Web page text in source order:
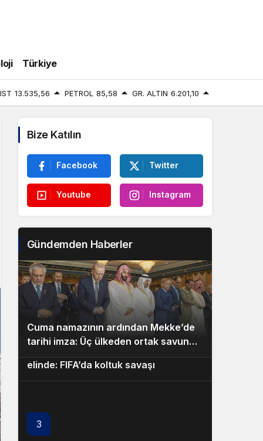
Türkiye
13.535,56 PETROL 85,58 GR. ALTIN 6.201,10
Bize Katılın
Facebook Twitter
Youtube Instagram
Gündemden Haberler
Cuma namazının ardından Mekke’de
tarihi imza: Üç ülkeden ortak savunma
paktı!
2
elinde: FIFA’da koltuk savaşı
3